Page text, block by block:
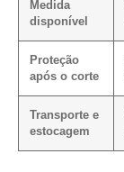
Medida
disponível
Proteção
após o corte
Transporte e
estocagem